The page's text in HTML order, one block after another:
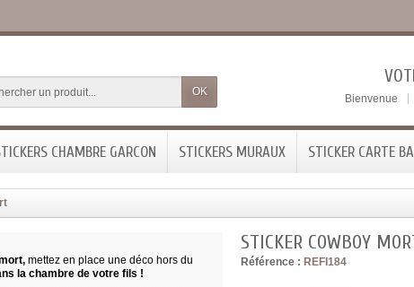
OK
Bienvenue
CHAMBRE GARCON STICKERS MURAUX STICKER CARTE
STICKER COWBOY
Référence : REFI184
mettez en place une déco hors du
la chambre de votre fils !